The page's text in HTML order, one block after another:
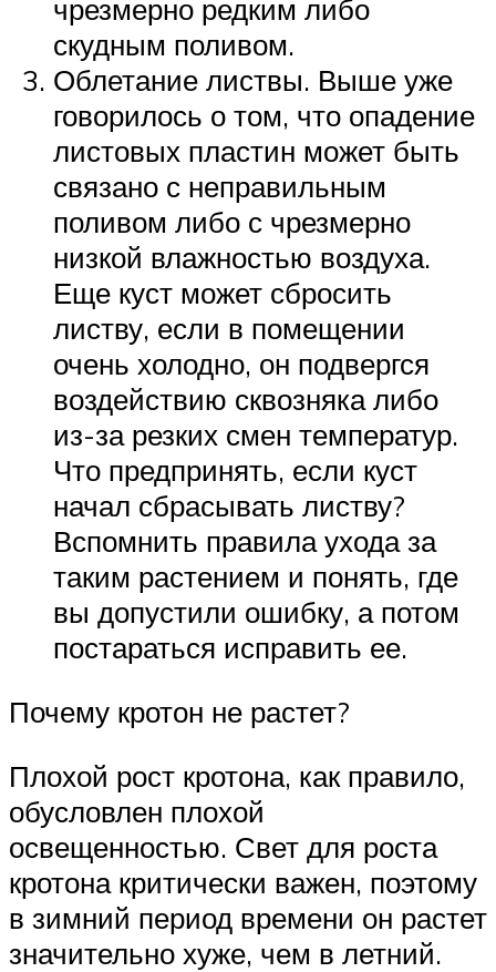
чрезмерно редким либо
скудным поливом.
Облетание листвы. Выше уже
говорилось о том, что опадение
листовых пластин может быть
связано с неправильным
поливом либо с чрезмерно
низкой влажностью воздуха.
Еще куст может сбросить
листву, если в помещении
очень холодно, он подвергся
воздействию сквозняка либо
из-за резких смен температур.
Что предпринять, если куст
начал сбрасывать листву?
Вспомнить правила ухода за
таким растением и понять, где
вы допустили ошибку, а потом
постараться исправить ее.
Почему кротон не растет?
Плохой рост кротона, как правило,
обусловлен плохой
освещенностью. Свет для роста
кротона критически важен, поэтому
в зимний период времени он растет
значительно хуже, чем в летний.